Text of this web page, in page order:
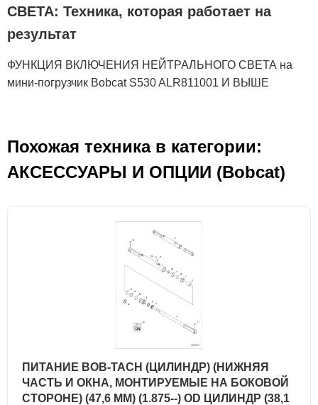
СВЕТА: Техника, которая работает на
результат
ФУНКЦИЯ ВКЛЮЧЕНИЯ НЕЙТРАЛЬНОГО СВЕТА на
мини-погрузчик Bobcat S530 ALR811001 И ВЫШЕ
Похожая техника в категории:
АКСЕСCУАРЫ И ОПЦИИ (Bobcat)
ПИТАНИЕ BOB-TACH (ЦИЛИНДР) (НИЖНЯЯ
ЧАСТЬ И ОКНА, МОНТИРУЕМЫЕ НА БОКОВОЙ
СТОРОНЕ) (47,6 ММ) (1.875--) OD ЦИЛИНДР (38,1